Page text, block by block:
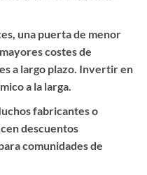
una puerta de menor
costes de
a largo plazo. Invertir en
a la larga.
fabricantes o
descuentos
comunidades de